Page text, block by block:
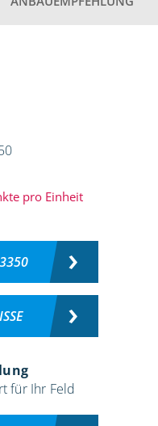
pro Einheit
für Ihr Feld